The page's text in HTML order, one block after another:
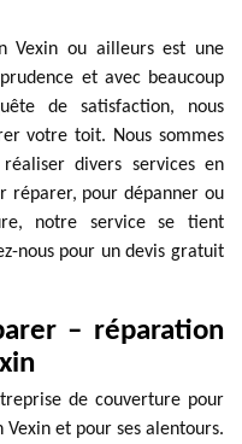
Vexin ou ailleurs est une
et avec beaucoup
de satisfaction, nous
votre toit. Nous sommes
divers services en
réparer, pour dépanner ou
notre service se tient
nous pour un devis gratuit
– réparation
de couverture pour
et pour ses alentours.